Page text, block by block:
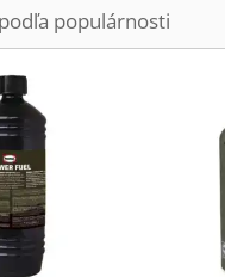
popularity